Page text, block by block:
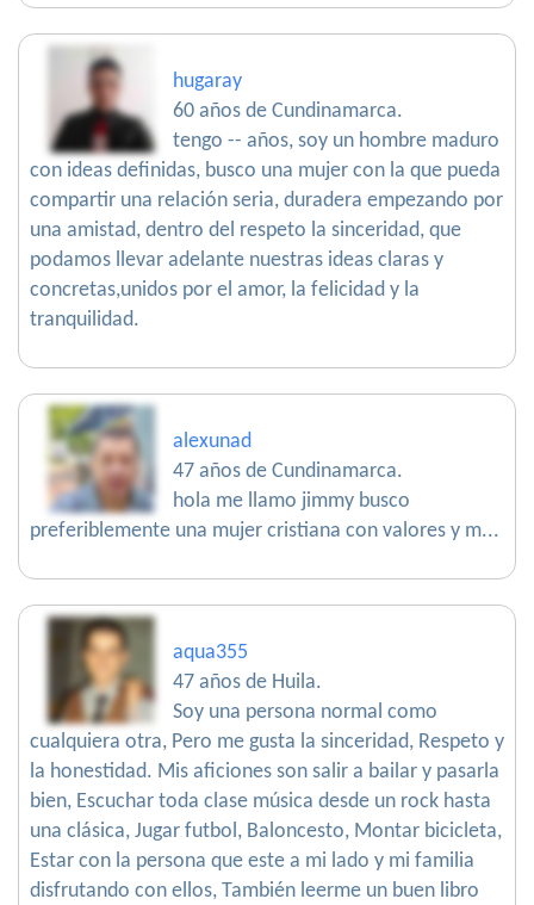
hugaray
60 años de Cundinamarca.
tengo -- años, soy un hombre maduro
con ideas definidas, busco una mujer con la que pueda
compartir una relación seria, duradera empezando por
una amistad, dentro del respeto la sinceridad, que
podamos llevar adelante nuestras ideas claras y
concretas,unidos por el amor, la felicidad y la
tranquilidad.
alexunad
47 años de Cundinamarca.
hola me llamo jimmy busco
preferiblemente una mujer cristiana con valores y m...
aqua355
47 años de Huila.
Soy una persona normal como
cualquiera otra, Pero me gusta la sinceridad, Respeto y
la honestidad. Mis aficiones son salir a bailar y pasarla
bien, Escuchar toda clase música desde un rock hasta
una clásica, Jugar futbol, Baloncesto, Montar bicicleta,
Estar con la persona que este a mi lado y mi familia
disfrutando con ellos, También leerme un buen libro